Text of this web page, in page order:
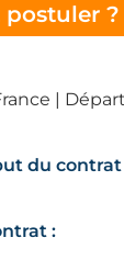
?
|
du contrat
: